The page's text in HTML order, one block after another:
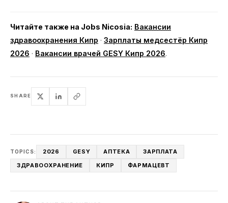
Читайте также на Jobs Nicosia: Вакансии
здравоохранения Кипр · Зарплаты медсестёр Кипр
2026 · Вакансии врачей GESY Кипр 2026.
SHARE
TOPICS: 2026 GESY АПТЕКА
ЗАРПЛАТА
ЗДРАВООХРАНЕНИЕ
КИПР ФАРМАЦЕВТ